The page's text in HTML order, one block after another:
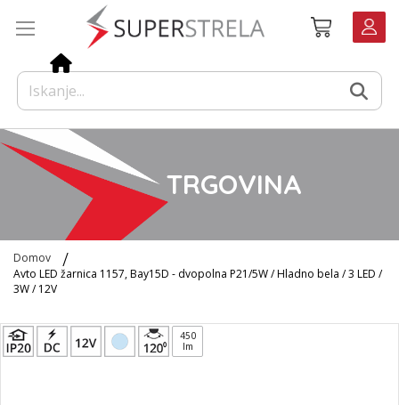
Košarica
TRGOVINA
Domov
Avto LED žarnica 1157, Bay15D - dvopolna P21/5W / Hladno bela / 3 LED /
3W / 12V
Preskoči
na
450
lm